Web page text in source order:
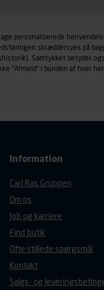
vise annoncer,
vores platforme
browsertype,
personaliserede
skræddersyes på
Samtykket betyder
"Afmeld" i bunden af hver
Information
Carl Ras Gruppen
Om os
Job og karriere
Find butik
Ofte stillede spørgsmål
Kontakt
Salgs- og